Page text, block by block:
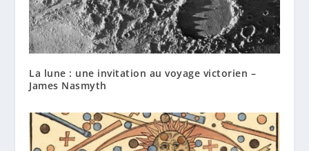
La lune : une invitation au voyage victorien –
James Nasmyth